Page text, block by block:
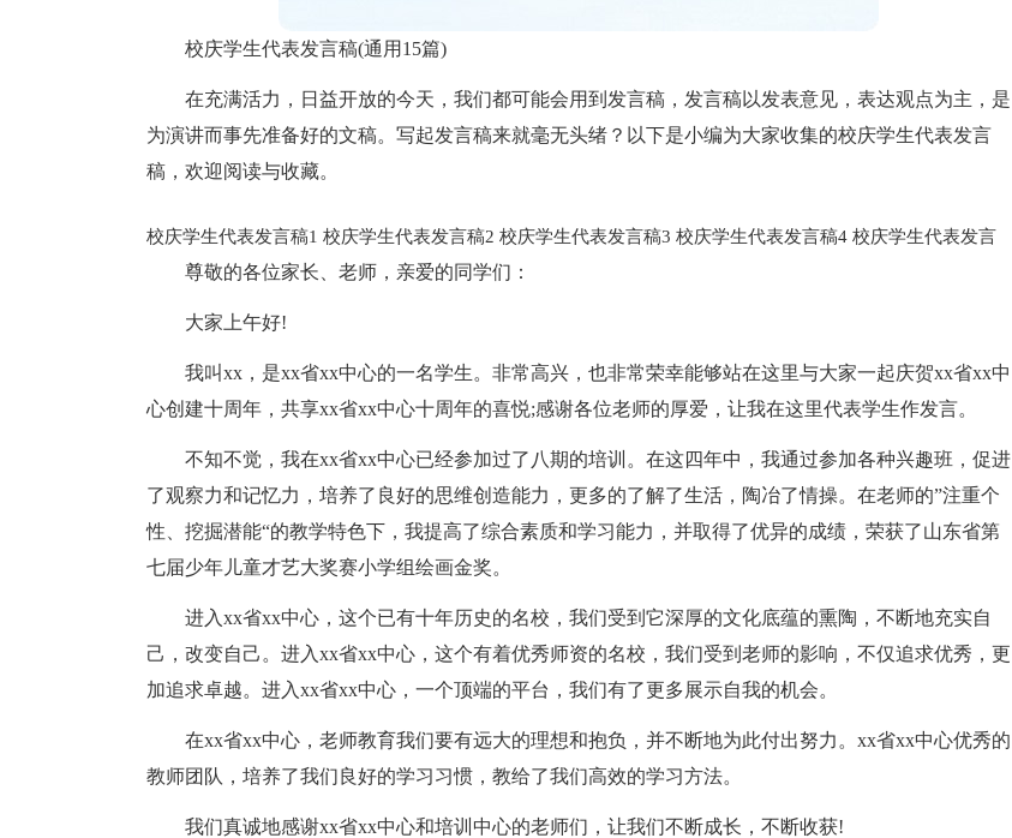
校庆学生代表发言稿(通用15篇)
在充满活力，日益开放的今天，我们都可能会用到发言稿，发言稿以发表意见，表达观点为主，是
为演讲而事先准备好的文稿。写起发言稿来就毫无头绪？以下是小编为大家收集的校庆学生代表发言
稿，欢迎阅读与收藏。
校庆学生代表发言稿1
尊敬的各位家长、老师，亲爱的同学们：
大家上午好!
我叫xx，是xx省xx中心的一名学生。非常高兴，也非常荣幸能够站在这里与大家一起庆贺xx省xx中
心创建十周年，共享xx省xx中心十周年的喜悦;感谢各位老师的厚爱，让我在这里代表学生作发言。
不知不觉，我在xx省xx中心已经参加过了八期的培训。在这四年中，我通过参加各种兴趣班，促进
了观察力和记忆力，培养了良好的思维创造能力，更多的了解了生活，陶冶了情操。在老师的”注重个
性、挖掘潜能“的教学特色下，我提高了综合素质和学习能力，并取得了优异的成绩，荣获了山东省第
七届少年儿童才艺大奖赛小学组绘画金奖。
进入xx省xx中心，这个已有十年历史的名校，我们受到它深厚的文化底蕴的熏陶，不断地充实自
己，改变自己。进入xx省xx中心，这个有着优秀师资的名校，我们受到老师的影响，不仅追求优秀，更
加追求卓越。进入xx省xx中心，一个顶端的平台，我们有了更多展示自我的机会。
在xx省xx中心，老师教育我们要有远大的理想和抱负，并不断地为此付出努力。xx省xx中心优秀的
教师团队，培养了我们良好的学习习惯，教给了我们高效的学习方法。
我们真诚地感谢xx省xx中心和培训中心的老师们，让我们不断成长，不断收获!
校庆学生代表发言稿2 校庆学生代表发言稿3 校庆学生代表发言稿4 校庆学生代表发言